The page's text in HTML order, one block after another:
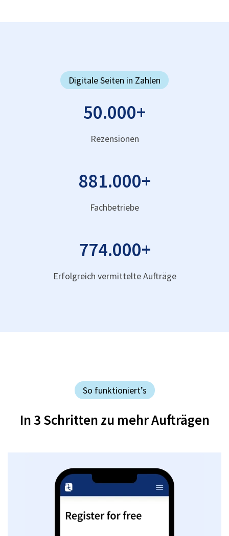
Digitale Seiten in Zahlen
50.000+
Rezensionen
881.000+
Fachbetriebe
774.000+
Erfolgreich vermittelte Aufträge
So funktioniert’s
In 3 Schritten zu mehr Aufträgen